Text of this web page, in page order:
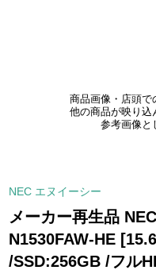
商品画像・店頭で
他の商品が映り込
参考画像と
NEC エヌイーシー
メーカー再生品
N1530FAW-HE
/SSD:256GB /フル